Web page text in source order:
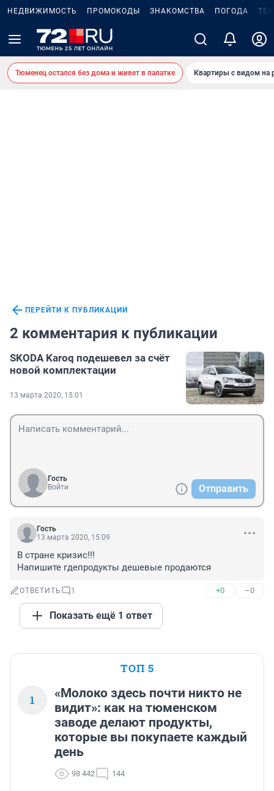
НЕДВИЖИМОСТЬ ПРОМОКОДЫ ЗНАКОМСТВА ПОГОДА
Тюменец остался без дома и живет в палатке Квартиры с видом на
ПЕРЕЙТИ К ПУБЛИКАЦИИ
2 комментария к публикации
SKODA Karoq подешевел за счёт
новой комплектации
13 марта 2020, 15:01
Гость
Войти
Отправить
Гость
13 марта 2020, 15:09
В стране кризис!!!
Напишите гдепродукты дешевые продаются
ОТВЕТИТЬ 1 +0 –0
Показать ещё 1 ответ
ТОП 5
1
«Молоко здесь почти никто не
видит»: как на тюменском
заводе делают продукты,
которые вы покупаете каждый
день
98 442 144